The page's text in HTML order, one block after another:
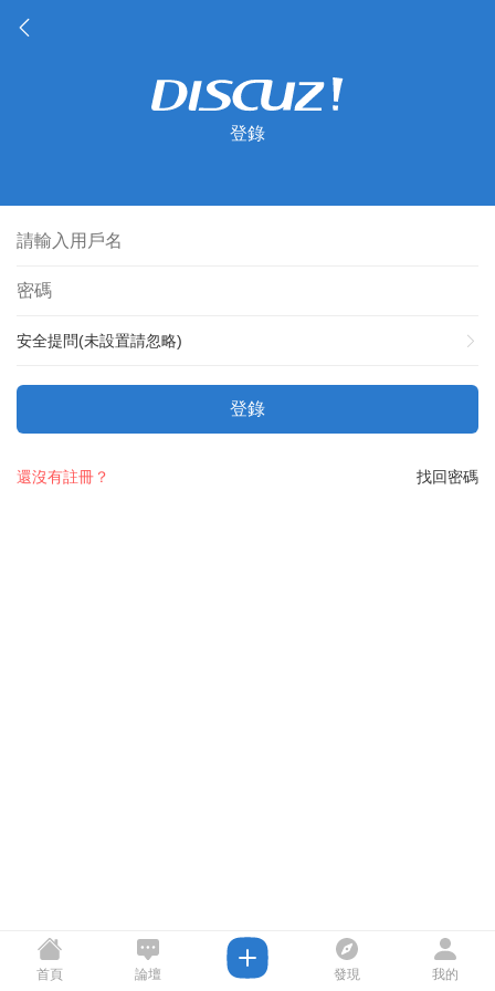
登錄
安全提問(未設置請忽略)
登錄
找回密碼
還沒有註冊？
首頁 論壇 發現 我的